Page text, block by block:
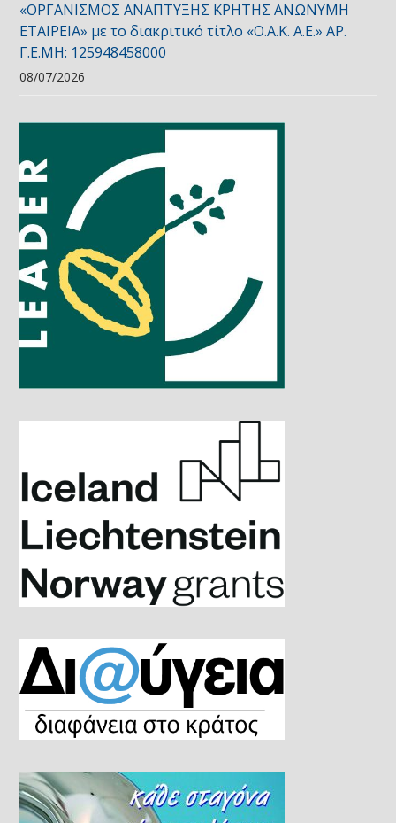
«ΟΡΓΑΝΙΣΜΟΣ ΑΝΑΠΤΥΞΗΣ ΚΡΗΤΗΣ ΑΝΩΝΥΜΗ
ΕΤΑΙΡΕΙΑ» με το διακριτικό τίτλο «Ο.Α.Κ. Α.Ε.» ΑΡ.
Γ.Ε.ΜΗ: 125948458000
08/07/2026